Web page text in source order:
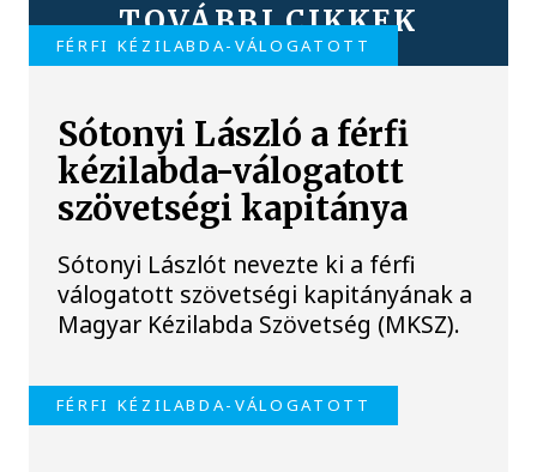
TOVÁBBI CIKKEK
FÉRFI KÉZILABDA-VÁLOGATOTT
Sótonyi László a férfi
kézilabda-válogatott
szövetségi kapitánya
Sótonyi Lászlót nevezte ki a férfi
válogatott szövetségi kapitányának a
Magyar Kézilabda Szövetség (MKSZ).
FÉRFI KÉZILABDA-VÁLOGATOTT